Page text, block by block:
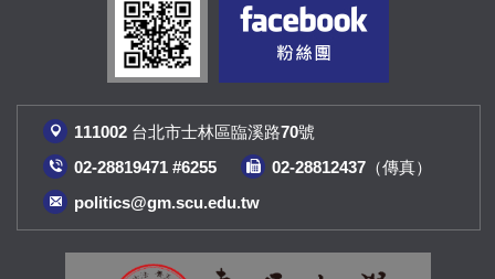
111002 台北市士林區臨溪路70號
02-28819471 #6255
02-28812437（傳真）
politics@gm.scu.edu.tw